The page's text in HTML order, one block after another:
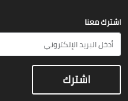
اشترك معنا